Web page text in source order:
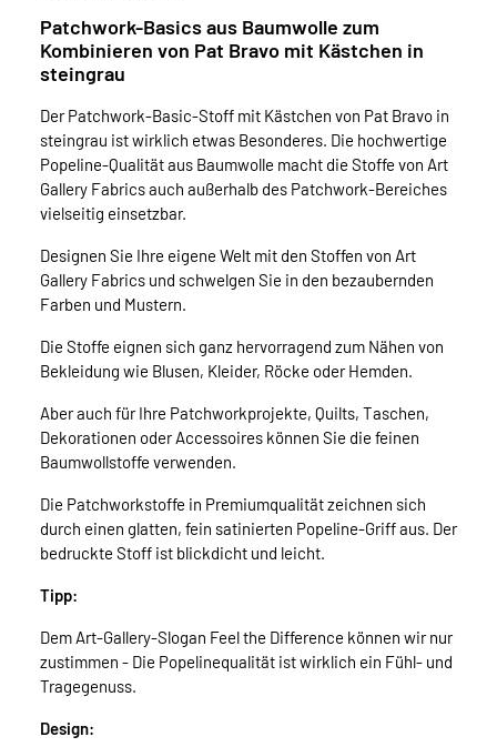
Patchwork-Basics aus Baumwolle zum
Kombinieren von Pat Bravo mit Kästchen in
steingrau
Der Patchwork-Basic-Stoff mit Kästchen von Pat Bravo in
steingrau ist wirklich etwas Besonderes. Die hochwertige
Popeline-Qualität aus Baumwolle macht die Stoffe von Art
Gallery Fabrics auch außerhalb des Patchwork-Bereiches
vielseitig einsetzbar.
Designen Sie Ihre eigene Welt mit den Stoffen von Art
Gallery Fabrics und schwelgen Sie in den bezaubernden
Farben und Mustern.
Die Stoffe eignen sich ganz hervorragend zum Nähen von
Bekleidung wie Blusen, Kleider, Röcke oder Hemden.
Aber auch für Ihre Patchworkprojekte, Quilts, Taschen,
Dekorationen oder Accessoires können Sie die feinen
Baumwollstoffe verwenden.
Die Patchworkstoffe in Premiumqualität zeichnen sich
durch einen glatten, fein satinierten Popeline-Griff aus. Der
bedruckte Stoff ist blickdicht und leicht.
Tipp:
Dem Art-Gallery-Slogan Feel the Difference können wir nur
zustimmen - Die Popelinequalität ist wirklich ein Fühl- und
Tragegenuss.
Design: